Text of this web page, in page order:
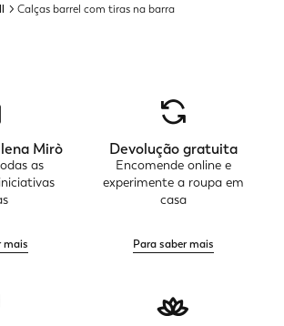
Calças barrel com tiras na barra
Mirò
as
mais
Devolução gratuita
Encomende online e
experimente a roupa em
casa
Para saber mais